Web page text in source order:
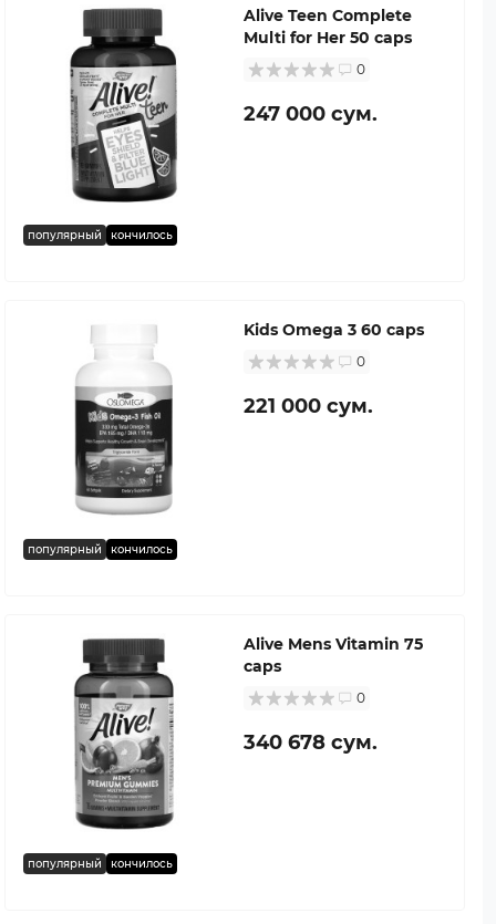
популярный кончилось
Alive Teen Complete
Multi for Her 50 caps
0
247 000 сум.
популярный кончилось
Kids Omega 3 60 caps
0
221 000 сум.
популярный кончилось
Alive Mens Vitamin 75
caps
0
340 678 сум.